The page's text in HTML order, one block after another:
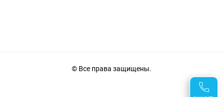
© Все права защищены.